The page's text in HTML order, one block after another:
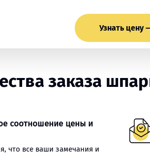
Узнать цену
заказа
соотношение цены и
что все ваши замечания и